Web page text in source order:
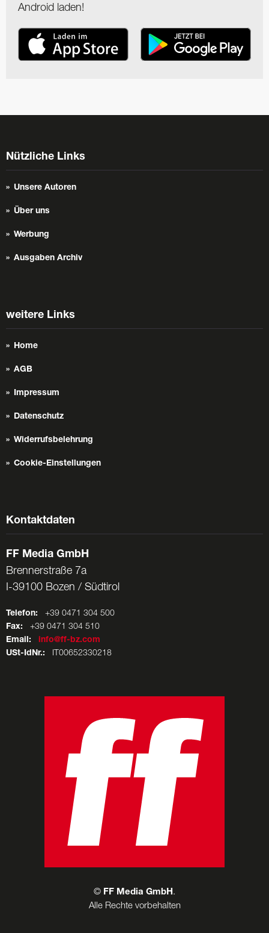
Android laden!
Nützliche Links
Unsere Autoren
Über uns
Werbung
Ausgaben Archiv
weitere Links
Home
AGB
Impressum
Datenschutz
Widerrufsbelehrung
Cookie-Einstellungen
Kontaktdaten
FF Media GmbH
Brennerstraße 7a
I-39100 Bozen / Südtirol
Telefon: +39 0471 304 500
Fax: +39 0471 304 510
Email:
info@ff-bz.com
USt-IdNr.: IT00652330218
© FF Media GmbH.
Alle Rechte vorbehalten